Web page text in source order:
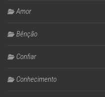
Amor
Bênção
Confiar
Conhecimento